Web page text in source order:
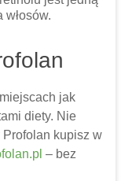
włosów.
jak
diety. Nie
kupisz w
– bez